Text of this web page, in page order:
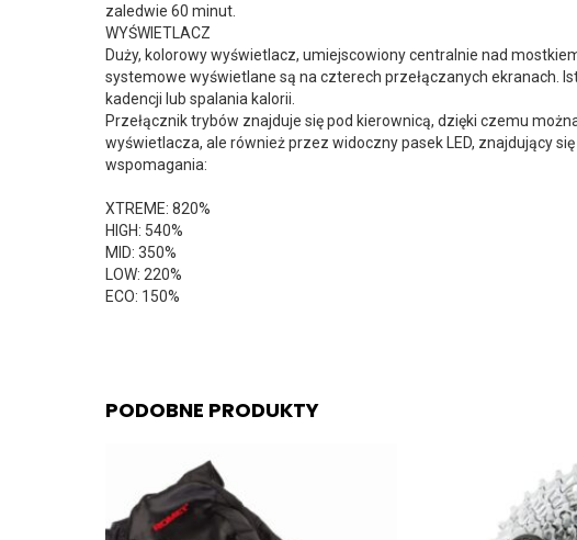
zaledwie 60 minut.
WYŚWIETLACZ
Duży, kolorowy wyświetlacz, umiejscowiony centralnie nad
systemowe wyświetlane są na czterech przełączanych ekranach.
kadencji lub spalania kalorii.
Przełącznik trybów znajduje się pod kierownicą, dzięki czemu
wyświetlacza, ale również przez widoczny pasek LED, znajdujący
wspomagania:
XTREME: 820%
HIGH: 540%
MID: 350%
LOW: 220%
ECO: 150%
PODOBNE PRODUKTY